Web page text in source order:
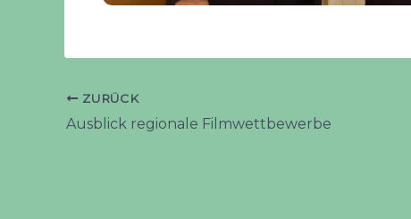
ZURÜCK
Ausblick regionale Filmwettbewerbe